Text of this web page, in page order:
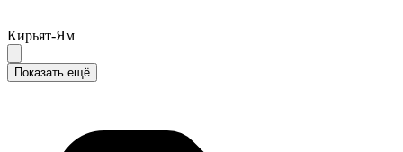
Кирьят-Ям
Показать ещё